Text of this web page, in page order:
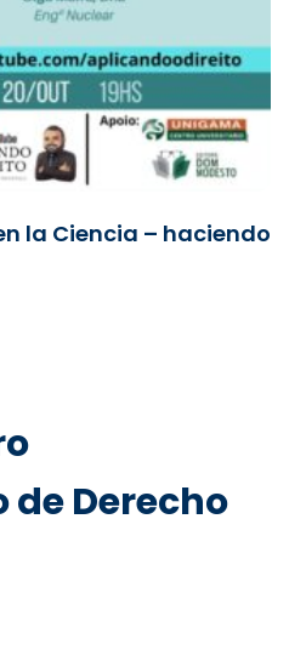
la Ciencia – haciendo
Derecho